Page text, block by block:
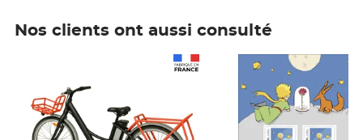
Nos clients ont aussi consulté
Prix 7,50€